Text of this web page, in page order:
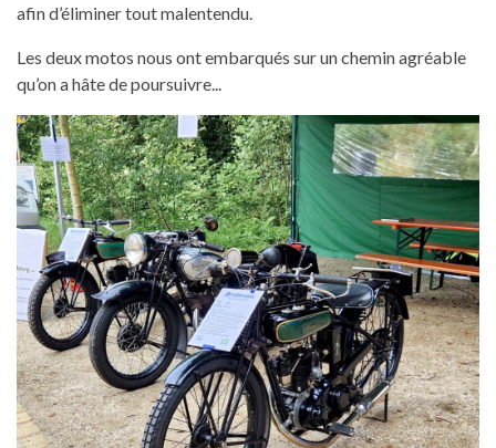
afin d’éliminer tout malentendu.
Les deux motos nous ont embarqués sur un chemin agréable
qu’on a hâte de poursuivre...